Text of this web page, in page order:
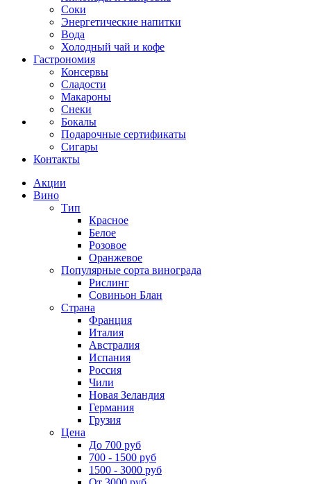
Соки
Энергетические напитки
Вода
Холодный чай и кофе
Гастрономия
Консервы
Сладости
Макароны
Снеки
Бокалы
Подарочные сертификаты
Сигары
Контакты
Акции
Вино
Тип
Красное
Белое
Розовое
Оранжевое
Популярные сорта винограда
Рислинг
Совиньон Блан
Страна
Франция
Италия
Австралия
Испания
Россия
Чили
Новая Зеландия
Германия
Грузия
Цена
До 700 руб
700 - 1500 руб
1500 - 3000 руб